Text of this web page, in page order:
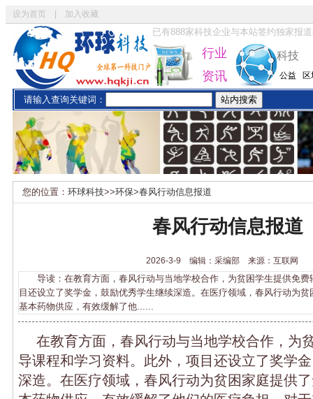
设为首页 加入收藏
已有888家科技企业与本站签约独家报
行业
资讯
科技
公益
请输入查询关键词：
您的位置： 环球科技>>环保>春风行动信息报道
春风行动信息报道
2026-3-9 编辑：采编部 来源：互联网
导读：在教育方面，春风行动与当地学校合作，为贫困学生提供免费
目还设立了奖学金，鼓励优秀学生继续深造。在医疗领域，春风行动为
基本药物供应，有效缓解了他......
在教育方面，春风行动与当地学校合作，为
导课程和学习资料。此外，项目还设立了奖学
深造。在医疗领域，春风行动为贫困家庭提供